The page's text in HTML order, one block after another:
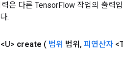
은 다른 TensorFlow 작업의 출력
.
<U> create ( 범위 범위 , 피연산자